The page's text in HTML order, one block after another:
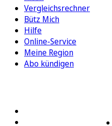
Vergleichsrechner
Bütz Mich
Hilfe
Online-Service
Meine Region
Abo kündigen